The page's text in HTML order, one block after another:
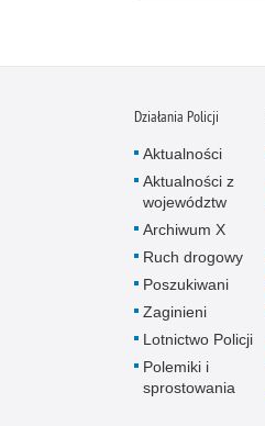
Działania Policji
Aktualności
Aktualności z
województw
Archiwum X
Ruch drogowy
Poszukiwani
Zaginieni
Lotnictwo Policji
Polemiki i
sprostowania